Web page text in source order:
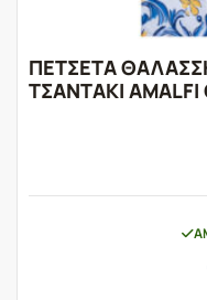
ΠΕΤΣΕΤΑ
ΤΣΑΝΤΑΚΙ AMALFI